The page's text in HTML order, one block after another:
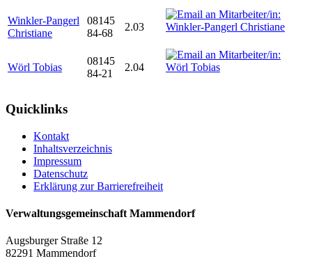
Winkler-Pangerl
Christiane
08145
84-68
2.03
Wörl Tobias
08145
84-21
2.04
Quicklinks
Kontakt
Inhaltsverzeichnis
Impressum
Datenschutz
Erklärung zur Barrierefreiheit
Verwaltungsgemeinschaft Mammendorf
Augsburger Straße 12
82291 Mammendorf